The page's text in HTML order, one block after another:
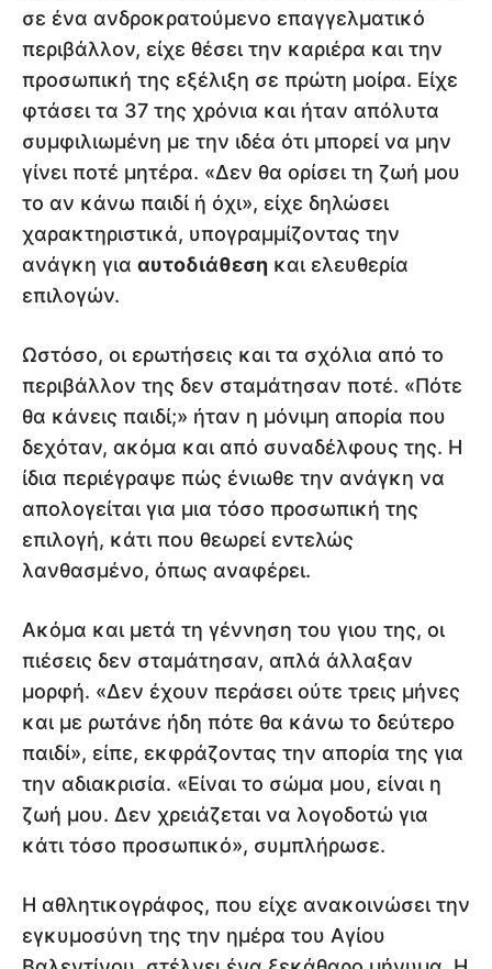
σε ένα ανδροκρατούμενο επαγγελματικό
περιβάλλον, είχε θέσει την καριέρα και την
προσωπική της εξέλιξη σε πρώτη μοίρα. Είχε
φτάσει τα 37 της χρόνια και ήταν απόλυτα
συμφιλιωμένη με την ιδέα ότι μπορεί να μην
γίνει ποτέ μητέρα. «Δεν θα ορίσει τη ζωή μου
το αν κάνω παιδί ή όχι», είχε δηλώσει
χαρακτηριστικά, υπογραμμίζοντας την
ανάγκη για αυτοδιάθεση και ελευθερία
επιλογών.
Ωστόσο, οι ερωτήσεις και τα σχόλια από το
περιβάλλον της δεν σταμάτησαν ποτέ. «Πότε
θα κάνεις παιδί;» ήταν η μόνιμη απορία που
δεχόταν, ακόμα και από συναδέλφους της. Η
ίδια περιέγραψε πώς ένιωθε την ανάγκη να
απολογείται για μια τόσο προσωπική της
επιλογή, κάτι που θεωρεί εντελώς
λανθασμένο, όπως αναφέρει.
Ακόμα και μετά τη γέννηση του γιου της, οι
πιέσεις δεν σταμάτησαν, απλά άλλαξαν
μορφή. «Δεν έχουν περάσει ούτε τρεις μήνες
και με ρωτάνε ήδη πότε θα κάνω το δεύτερο
παιδί», είπε, εκφράζοντας την απορία της για
την αδιακρισία. «Είναι το σώμα μου, είναι η
ζωή μου. Δεν χρειάζεται να λογοδοτώ για
κάτι τόσο προσωπικό», συμπλήρωσε.
Η αθλητικογράφος, που είχε ανακοινώσει την
εγκυμοσύνη της την ημέρα του Αγίου